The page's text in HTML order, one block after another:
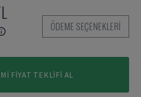
ÖDEME SEÇENEKLERI
FIYAT TEKLIFI AL